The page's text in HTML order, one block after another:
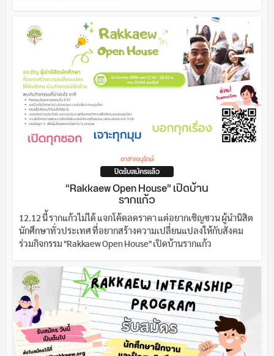
อาสา/อนุรักษ์
ปิดรับสมัครแล้ว
“Rakkaew Open House” เปิดบ้าน
รากแก้ว
12.12 นี้ รากแก้วไม่ได้ แจกโค้ดลดราคา แต่อยากเชิญชวน ผู้นำนิสิต
นักศึกษาทั่วประเทศ ที่อยากสร้างความเปลี่ยนแปลงให้กับสังคม
ร่วมกิจกรรม "Rakkaew Open House" เปิดบ้านรากแก้ว